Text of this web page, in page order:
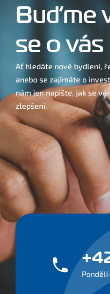
Buďme
se o
Ať hledáte nové bydlení,
anebo se zajímáte o
nám jen napište, jak se
zlepšení.